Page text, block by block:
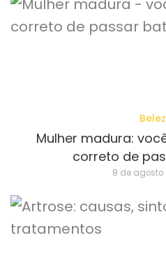
Mulher madura:
correto de
8 de agosto